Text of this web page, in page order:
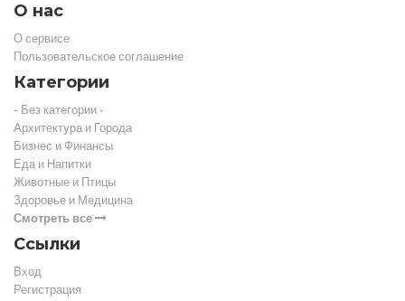
О нас
О сервисе
Пользовательское соглашение
Категории
- Без категории -
Архитектура и Города
Бизнес и Финансы
Еда и Напитки
Животные и Птицы
Здоровье и Медицина
Смотреть все
Ссылки
Вход
Регистрация